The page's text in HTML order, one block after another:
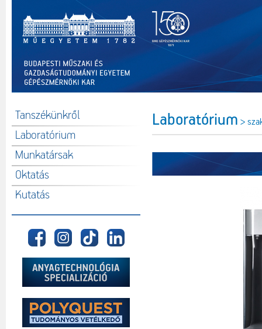
Tanszékünkről
Laboratórium
Munkatársak
Oktatás
Kutatás
Laboratórium >